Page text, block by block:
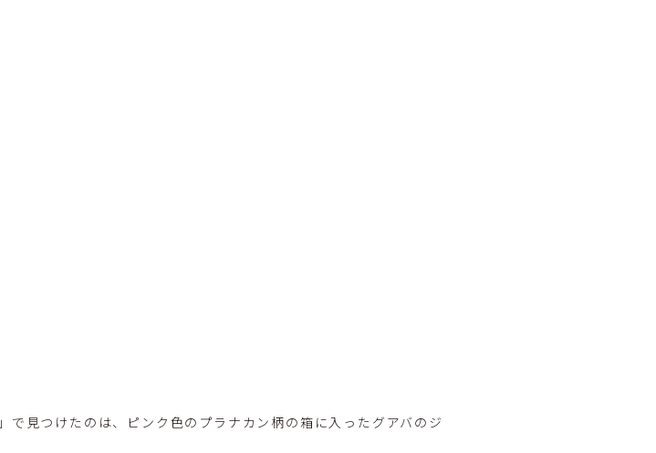
」で見つけたのは、ピンク色のプラナカン柄の箱に入ったグアバのジ